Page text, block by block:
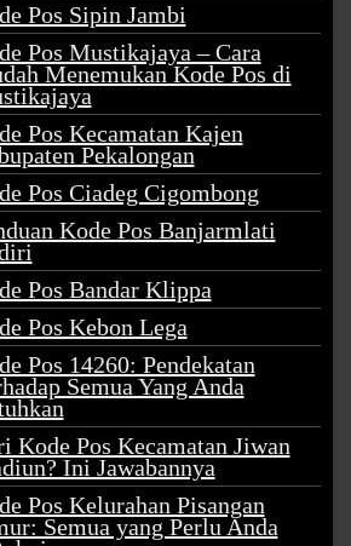
Pos Sipin Jambi
Pos Mustikajaya – Cara
Menemukan Kode Pos di
Pos Kecamatan Kajen
Pekalongan
Pos Ciadeg Cigombong
Kode Pos Banjarmlati
Pos Bandar Klippa
Pos Kebon Lega
Pos 14260: Pendekatan
Semua Yang Anda
Kode Pos Kecamatan Jiwan
Ini Jawabannya
Pos Kelurahan Pisangan
Semua yang Perlu Anda